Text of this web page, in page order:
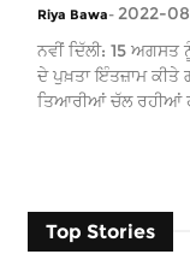
Riya Bawa- 2022-
ਨਵੀਂ ਦਿੱਲੀ: 15
ਦੇ ਪੁਖ਼ਤਾ ਇੰਤਜ਼ਾਮ
ਤਿਆਰੀਆਂ ਚੱਲ ਰਹੀਆਂ
Top Stories